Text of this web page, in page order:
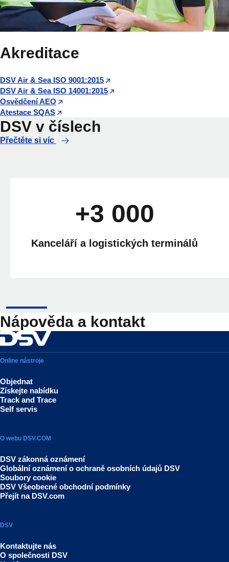
Akreditace
DSV Air & Sea ISO 9001:2015
DSV Air & Sea ISO 14001:2015
Osvědčení AEO
Atestace SQAS
DSV v číslech
Přečtěte si víc
+3 000
Kanceláří a logistických terminálů
Nápověda a kontakt
Online nástroje
Objednat
Získejte nabídku
Track and Trace
Self servis
O webu DSV.COM
DSV zákonná oznámení
Globální oznámení o ochraně osobních údajů DSV
Soubory cookie
DSV Všeobecné obchodní podmínky
Přejít na DSV.com
DSV
Kontaktujte nás
O společnosti DSV